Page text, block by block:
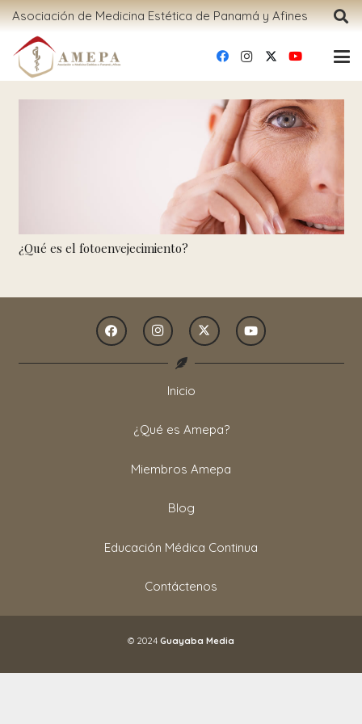
Asociación de Medicina Estética de Panamá y Afines
¿Qué es el fotoenvejecimiento?
Inicio
¿Qué es Amepa?
Miembros Amepa
Blog
Educación Médica Continua
Contáctenos
© 2024 Guayaba Media